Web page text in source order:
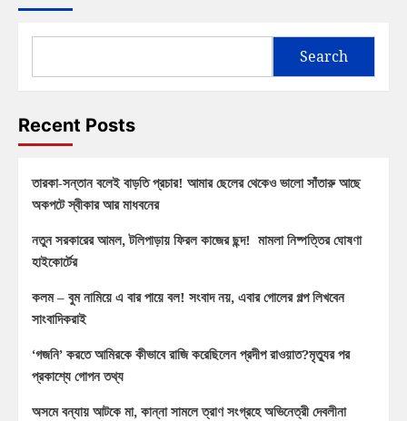
Search
Recent Posts
তারকা-সন্তান বলেই বাড়তি প্রচার! আমার ছেলের থেকেও ভালো সাঁতারু আছে
অকপটে স্বীকার আর মাধবনের
নতুন সরকারের আমল, টলিপাড়ায় ফিরল কাজের ছন্দ! মামলা নিষ্পত্তির ঘোষণা
হাইকোর্টের
কলম – বুম নামিয়ে এ বার পায়ে বল! সংবাদ নয়, এবার গোলের গল্প লিখবেন
সাংবাদিকরাই
‘গজনি’ করতে আমিরকে কীভাবে রাজি করেছিলেন প্রদীপ রাওয়াত?মৃত্যুর পর
প্রকাশ্যে গোপন তথ্য
অসমে বন্যায় আটকে মা, কান্না সামলে ত্রাণ সংগ্রহে অভিনেত্রী দেবলীনা